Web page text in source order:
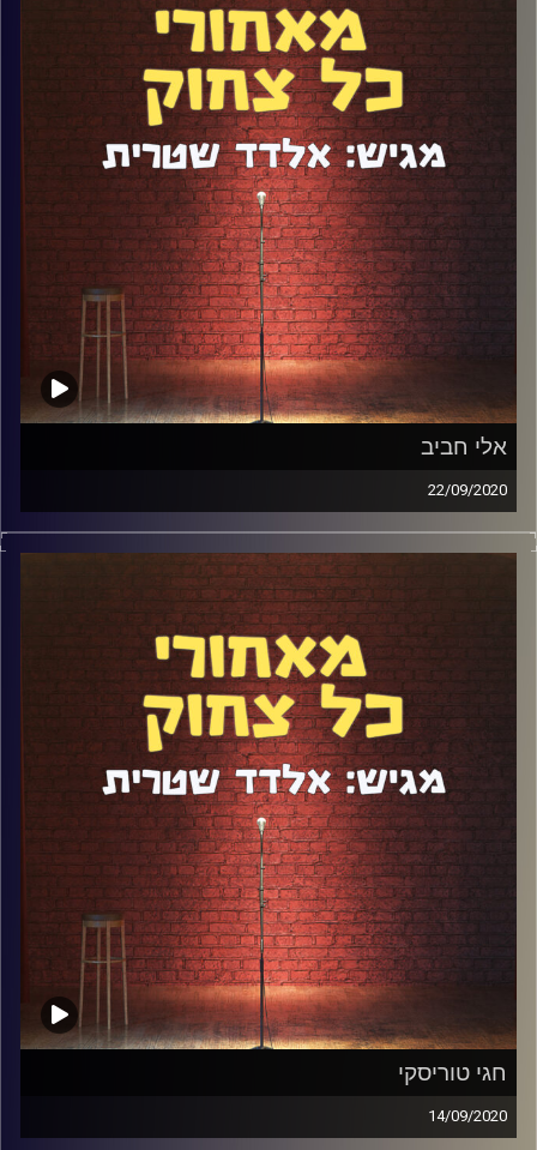
רלוונטיים לכל אמן יוצר. דיברנו גם על סטנדאפ ועל התחושות
של רון על הבמה בפעמים בהם ניסה לצלוח את האתגר.
קרדיט תמונות:אלדד שטרית
אלי חביב
22/09/2020
אם אתם מאזינים לפודקאסט הזה, זוהי בוודאי לא הפעם
הראשונה שאתם נתקלים בשם אלי חביב. לא סתם השם שלו
עלה כל כך הרבה פעמים באינספור פרקים.
אלי חביב הוא קונצנזוס (ואולי היחידי) בקרב קהילת
הקומיקאים בארץ. כולם אוהבים ומעריכים אותו וכולם
מדברים עליו כ"דבר הבא" בסטנדאפ הישראלי.
לשמחתי זכיתי להתחיל להופיע יחד איתו פחות או יותר ולראות
את ההתפתחות המדהימה שלו. מעבר לזה שאלי הוא
סטנדאפיסט מבריק, הוא מביא איתו אמירה וייחודיות.
דיברנו על החזרה בשאלה, על פוליטיקלי קורקט, על תקופת
הקורונה ועוד מלא.
קרדיט תמונות:אלדד שטרית
חגי טוריסקי
14/09/2020